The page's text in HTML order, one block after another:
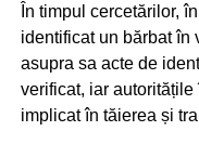
În timpul cercetărilor,
identificat un bărbat în
asupra sa acte de
verificat, iar
implicat în tăierea și